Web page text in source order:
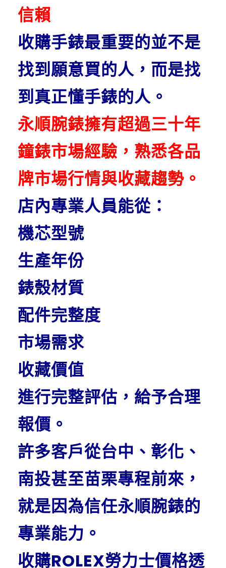
信賴
收購手錶最重要的並不是
找到願意買的人，而是找
到真正懂手錶的人。
永順腕錶擁有超過三十年
鐘錶市場經驗，熟悉各品
牌市場行情與收藏趨勢。
店內專業人員能從：
機芯型號
生產年份
錶殼材質
配件完整度
市場需求
收藏價值
進行完整評估，給予合理
報價。
許多客戶從台中、彰化、
南投甚至苗栗專程前來，
就是因為信任永順腕錶的
專業能力。
收購ROLEX勞力士價格透